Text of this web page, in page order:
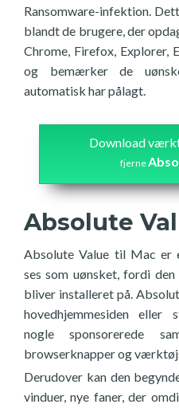
Ransomware-infektion.
blandt de brugere, der
Chrome, Firefox, Explorer,
og bemærker de
automatisk har pålagt.
Download
fjerne
Absolute
Absolute Value til Mac er
ses som uønsket, fordi
bliver installeret på.
hovedhjemmesiden eller
nogle sponsorerede
browserknapper og
Derudover kan den
vinduer, nye faner, der